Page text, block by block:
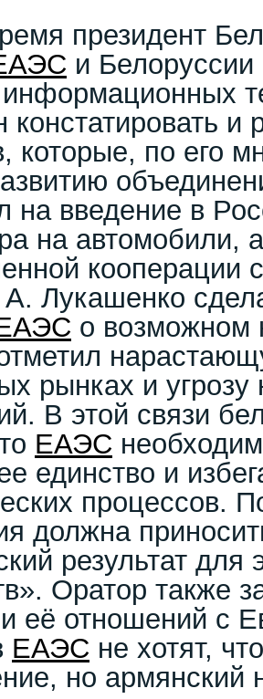
президент
и
информационных
констатировать и
которые, по его
на введение в
на автомобили,
кооперации
Лукашенко
о возможном
рынках и угрозу
В этой связи
ЕАЭС
единство и
процессов.
должна
результат
Оратор также
её отношений с
ЕАЭС не хотят,
но армянский